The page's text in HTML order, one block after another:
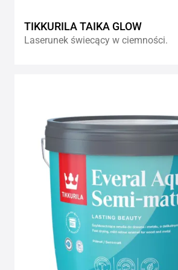
TIKKURILA TAIKA GLOW
Laserunek świecący w ciemności.